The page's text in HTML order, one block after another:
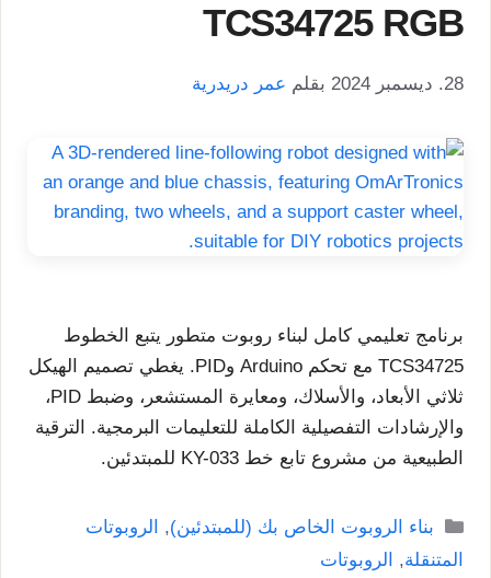
TCS34725 RGB
28. ديسمبر 2024 بقلم عمر دريدرية
برنامج تعليمي كامل لبناء روبوت متطور يتبع الخطوط
TCS34725 مع تحكم Arduino وPID. يغطي تصميم الهيكل
ثلاثي الأبعاد، والأسلاك، ومعايرة المستشعر، وضبط PID،
والإرشادات التفصيلية الكاملة للتعليمات البرمجية. الترقية
الطبيعية من مشروع تابع خط KY-033 للمبتدئين.
التصنيفات
بناء الروبوت الخاص بك (للمبتدئين),
الروبوتات
المتنقلة,
الروبوتات